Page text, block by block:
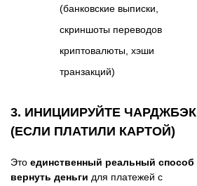
(банковские выписки,
скриншоты переводов
криптовалюты, хэши
транзакций)
3. ИНИЦИИРУЙТЕ ЧАРДЖБЭК
(ЕСЛИ ПЛАТИЛИ КАРТОЙ)
Это единственный реальный способ
вернуть деньги для платежей с